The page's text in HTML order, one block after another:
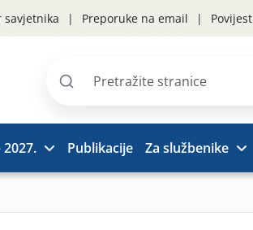
savjetnika Preporuke na email Povijest
Pretraži
2027. Publikacije Za službenike